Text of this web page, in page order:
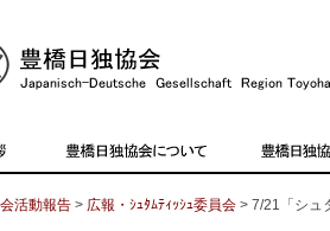
活動報告 > 広報・ｼｭﾀﾑﾃｨｯｼｭ委員会 > 7/21「シュ